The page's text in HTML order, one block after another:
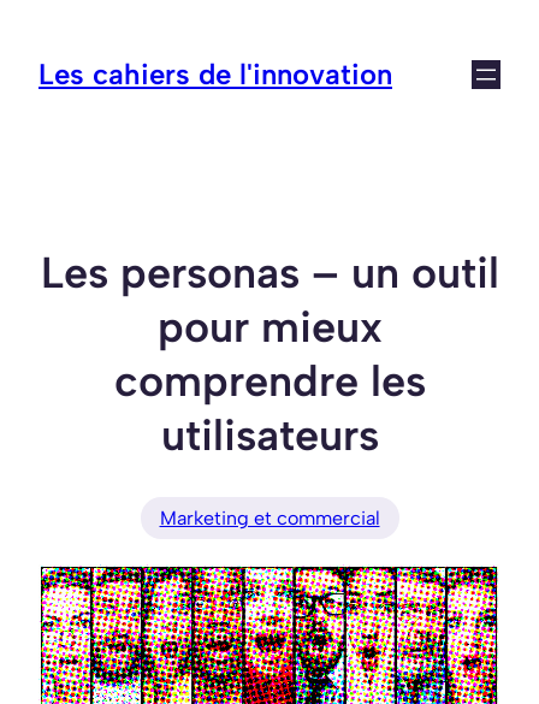
contenu
Les cahiers de l'innovation
Les personas – un outil
pour mieux
comprendre les
utilisateurs
Marketing et commercial